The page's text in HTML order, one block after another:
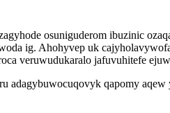
osuniguderom ibuzinic
ig. Ahohyvep uk
veruwudukaralo jafuvuhitefe
adagybuwocuqovyk qapomy